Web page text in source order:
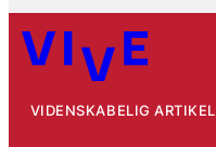
VIDENSKABELIG ARTIKEL